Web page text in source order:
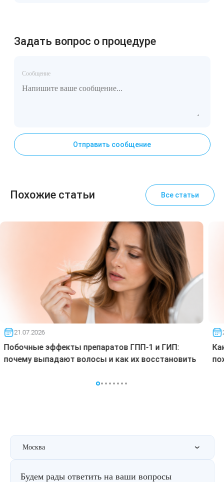
Задать вопрос о процедуре
Сообщение
Отправить сообщение
Похожие статьи Все статьи
21.07.2026
Побочные эффекты препаратов ГПП-1 и ГИП:
почему выпадают волосы и как их восстановить
Москва
Будем рады ответить на ваши вопросы